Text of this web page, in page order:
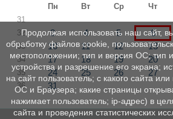
Пн Вт Ср Чт
31
32 3 4 5 6
33 10 11 12 13
34 17 18 19 20
35 24 25 26 27
36 31
Продолжая использовать наш сайт,
обработку файлов cookie,
местоположении; тип и версия ОС; тип
устройства и разрешение его экрана;
на сайт пользователь; с какого сайта
ОС и Браузера; какие страницы
нажимает пользователь; ip-адрес) в
сайта и проведения статистических